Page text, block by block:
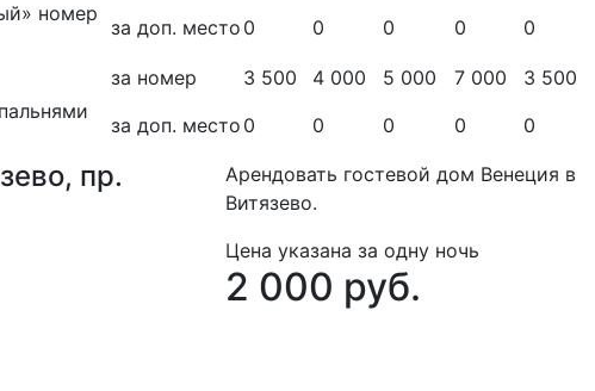
номер
за доп. место 0
0
0
0
0
за номер
за доп. место
3 500
0
4 000
0
5 000
0
7 000
0
3 500
0
пр.
Арендовать гостевой дом Венеция в
Витязево.
Цена указана за одну ночь
2 000 руб.